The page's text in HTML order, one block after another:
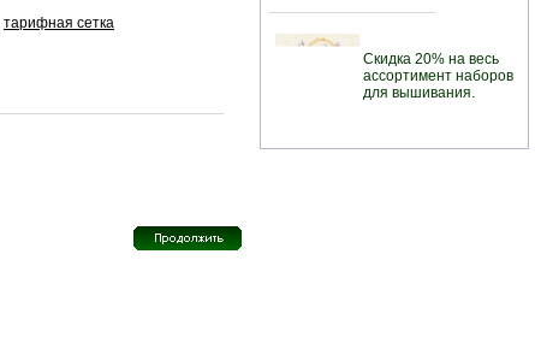
тарифная сетка
Скидка 20% на весь
ассортимент наборов
для вышивания.